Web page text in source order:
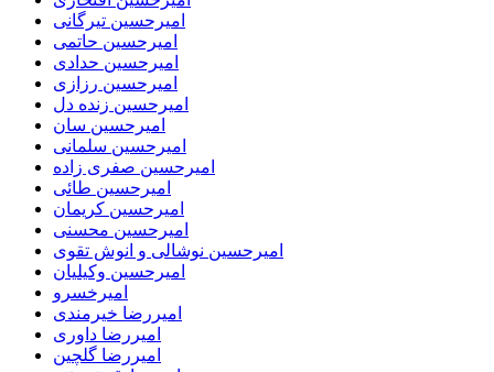
امیرحسین تیرگانی
امیرحسین حاتمی
امیرحسین حدادی
امیرحسین رزازی
امیرحسین زنده دل
امیرحسین سان
امیرحسین سلمانی
امیرحسین صفری زاده
امیرحسین طائی
امیرحسین کریمان
امیرحسین محسنی
امیرحسین نوشالی و انوش تقوی
امیرحسین وکیلیان
امیرخسرو
امیررضا خیرمندی
امیررضا داوری
امیررضا گلچین